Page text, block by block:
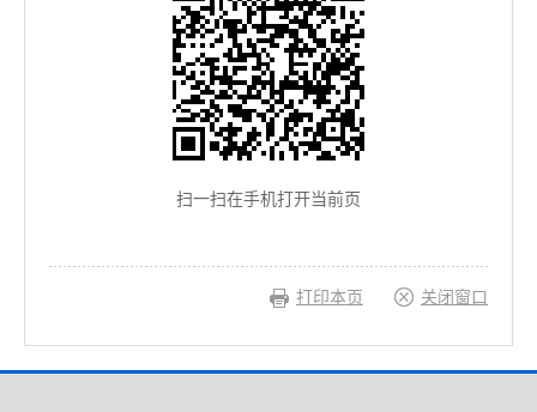
扫一扫在手机打开当前页
打印本页 关闭窗口